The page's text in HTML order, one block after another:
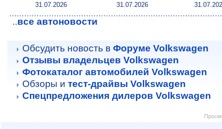
31.07.2026 31.07.2026
..все автоновости
Обсудить новость в Форуме Volkswagen
Отзывы владельцев Volkswagen
Фотокаталог автомобилей Volkswagen
Обзоры и тест-драйвы Volkswagen
Спецпредложения дилеров Volkswagen